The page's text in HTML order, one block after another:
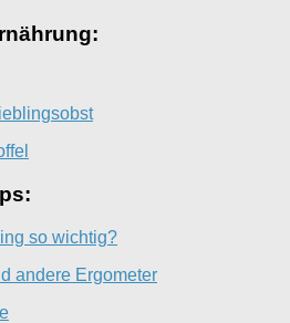
so wichtig?
andere Ergometer